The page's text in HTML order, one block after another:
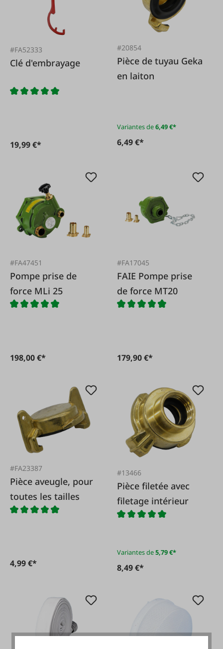
#FA52333
Clé d'embrayage
19,99 €*
#20854
Pièce de tuyau Geka
en laiton
Variantes de6,49 €*
6,49 €*
#FA47451
Pompe prise de
force MLi 25
198,00 €*
#FA17045
FAIE Pompe prise
de force MT20
179,90 €*
#FA23387
Pièce aveugle, pour
toutes les tailles
4,99 €*
#13466
Pièce filetée avec
filetage intérieur
Variantes de5,79 €*
8,49 €*